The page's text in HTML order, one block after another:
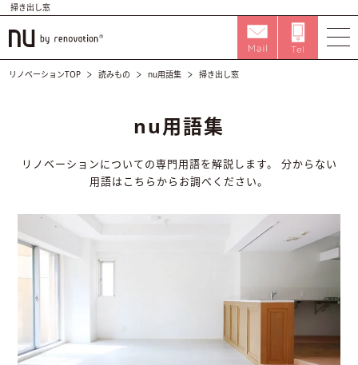
掃き出し窓
リノベーションTOP 読みもの nu用語集 掃き出し窓
nu用語集
リノベーションについての専門用語を解説します。
分からない
用語はこちらからお調べください。